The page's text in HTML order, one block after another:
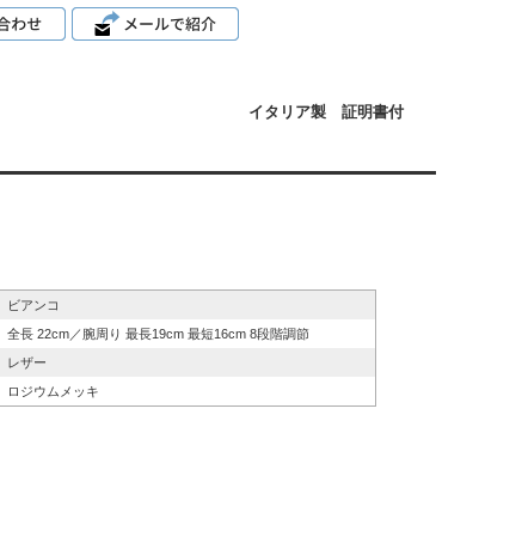
イタリア製 証明書付
ビアンコ
全長 22cm／腕周り 最長19cm 最短16cm 8段階調節
レザー
ロジウムメッキ